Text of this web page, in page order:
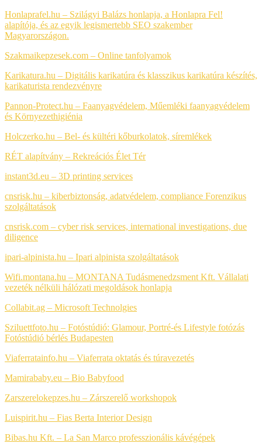
Honlaprafel.hu – Szilágyi Balázs honlapja, a Honlapra Fel!
alapítója, és az egyik legismertebb SEO szakember
Magyarországon.
Szakmaikepzesek.com – Online tanfolyamok
Karikatura.hu – Digitális karikatúra és klasszikus karikatúra készítés,
karikaturista rendezvényre
Pannon-Protect.hu – Faanyagvédelem, Műemléki faanyagvédelem
és Környezethigiénia
Holczerko.hu – Bel- és kültéri kőburkolatok, síremlékek
RÉT alapítvány – Rekreációs Élet Tér
instant3d.eu – 3D printing services
cnsrisk.hu – kiberbiztonság, adatvédelem, compliance Forenzikus
szolgáltatások
cnsrisk.com – cyber risk services, international investigations, due
diligence
ipari-alpinista.hu – Ipari alpinista szolgáltatások
Wifi.montana.hu – MONTANA Tudásmenedzsment Kft. Vállalati
vezeték nélküli hálózati megoldások honlapja
Collabit.ag – Microsoft Technolgies
Sziluettfoto.hu – Fotóstúdió: Glamour, Portré-és Lifestyle fotózás
Fotóstúdió bérlés Budapesten
Viaferratainfo.hu – Viaferrata oktatás és túravezetés
Mamirababy.eu – Bio Babyfood
Zarszerelokepzes.hu – Zárszerelő workshopok
Luispirit.hu – Fias Berta Interior Design
Bibas.hu Kft. – La San Marco professzionális kávégépek